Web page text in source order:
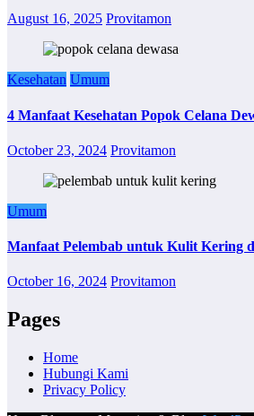
August 16, 2025 Provitamon
Kesehatan Umum
4 Manfaat Kesehatan Popok Celana
October 23, 2024 Provitamon
Umum
Manfaat Pelembab untuk Kulit Kering
October 16, 2024 Provitamon
Pages
Home
Hubungi Kami
Privacy Policy